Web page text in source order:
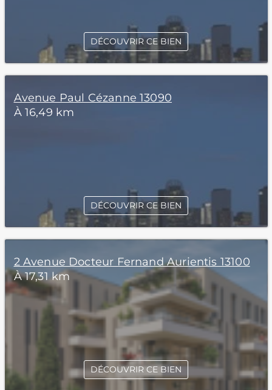
DÉCOUVRIR CE BIEN
Avenue Paul Cézanne 13090
À 16,49 km
DÉCOUVRIR CE BIEN
2 Avenue Docteur Fernand Aurientis 13100
À 17,31 km
DÉCOUVRIR CE BIEN